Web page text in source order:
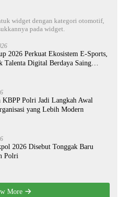
widget dengan kategori otomotif,
pada widget.
2026 Perkuat Ekosistem E-Sports,
Talenta Digital Berdaya Saing
KBPP Polri Jadi Langkah Awal
yang Lebih Modern
2026 Disebut Tonggak Baru
Polri
More